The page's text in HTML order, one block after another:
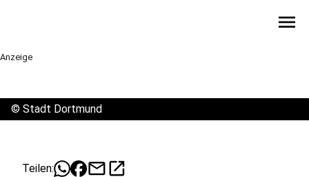
menu
Anzeige
© Stadt Dortmund
Teilen: mailopen_in_new